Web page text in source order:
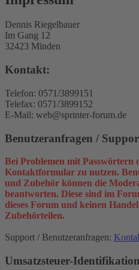
Dennis Riegelbauer
Im Gang 12
32423 Minden
Kontakt:
Telefon: 0571/3899151
Telefax: 0571/3899152
E-Mail: web@sprinter-forum.de
Benutzeranfragen /
Bei Problemen mit Passwörtern
Kontaktformular zu nutzen.
und Zubehör können die
beantworten. Diese sind im
dieses Forum und keinen
Zubehörteilen.
Support / Benutzeranfragen:
Umsatzsteuer-